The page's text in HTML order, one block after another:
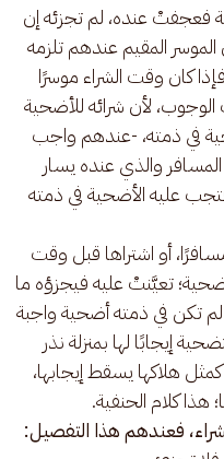
فعجفتْ عنده، لم تجزئه إن
الموسر المقيم عندهم تلزمه
كان وقت الشراء موسرًا
لأن شرائه للأضحية
في ذمته، -عندهم واجب
والذي عنده يسار
عليه الأضحية في ذمته
أو اشتراها قبل وقت
تعيَّنتْ عليه فيجزؤه ما
لم تكن في ذمته أضحية واجبة
إيجابًا لها بمنزلة نذر
هلاكها يسقط إيجابها،
هذا كلام الحنفية.
فعندهم هذا التفصيل: